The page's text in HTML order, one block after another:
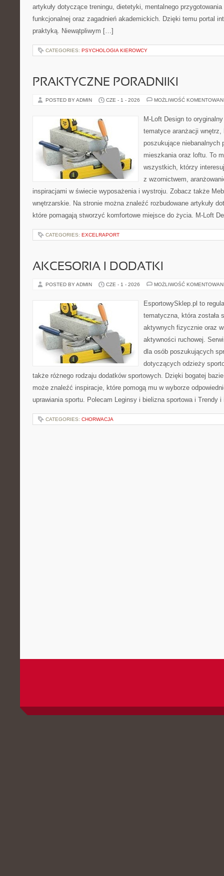
artykuły dotyczące treningu, dietetyki, mentalnego
funkcjonalnej oraz zagadnień akademickich. Dzięki temu portal
praktyką. Niewątpliwym […]
CATEGORIES: PSYCHOLOGIA KIEROWCY
PRAKTYCZNE PORADNIKI
POSTED BY ADMIN CZE - 1 - 2026 MOŻLIWOŚĆ
M-Loft Design to
tematyce aranżacji
poszukujące niebanalnych
mieszkania oraz loftu. To
wszystkich, którzy
z wzornictwem,
inspiracjami w świecie wyposażenia i wystroju. Zobacz także
wnętrzarskie. Na stronie można znaleźć rozbudowane artykuły
które pomagają stworzyć komfortowe miejsce do życia. M-Loft
CATEGORIES: EXCELRAPORT
AKCESORIA I DODATKI
POSTED BY ADMIN CZE - 1 - 2026 MOŻLIWOŚĆ
EsportowySklep.pl to
tematyczna, która została
aktywnych fizycznie oraz
aktywności ruchowej.
dla osób poszukujących
dotyczących odzieży
także różnego rodzaju dodatków sportowych. Dzięki bogatej
może znaleźć inspiracje, które pomogą mu w wyborze
uprawiania sportu. Polecam Leginsy i bielizna sportowa i Trendy
CATEGORIES: CHORWACJA